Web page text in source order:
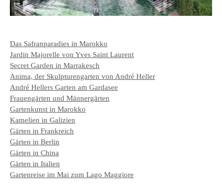
Das Safranparadies in Marokko
Jardin Majorelle von Yves Saint Laurent
Secret Garden in Marrakesch
Anima, der Skulpturengarten von André Heller
André Hellers Garten am Gardasee
Frauengärten und Männergärten
Gartenkunst in Marokko
Kamelien in Galizien
Gärten in Frankreich
Gärten in Berlin
Gärten in China
Gärten in Italien
Gartenreise im Mai zum Lago Maggiore